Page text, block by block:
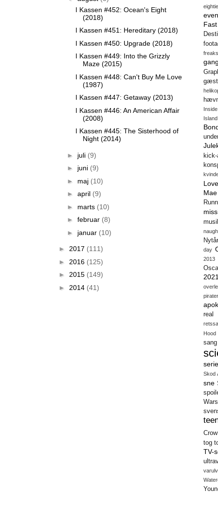
I Kassen #452: Ocean's Eight
(2018)
I Kassen #451: Hereditary (2018)
I Kassen #450: Upgrade (2018)
I Kassen #449: Into the Grizzly
Maze (2015)
I Kassen #448: Can't Buy Me Love
(1987)
I Kassen #447: Getaway (2013)
I Kassen #446: An American Affair
(2008)
I Kassen #445: The Sisterhood of
Night (2014)
► juli (9)
► juni (9)
► maj (10)
► april (9)
► marts (10)
► februar (8)
► januar (10)
► 2017 (111)
► 2016 (125)
► 2015 (149)
► 2014 (41)
freaks
Island
Nytår
day
2013
pirater
real
Hood
Skod
sne
Wars
Crow
tog
TV-
varulv